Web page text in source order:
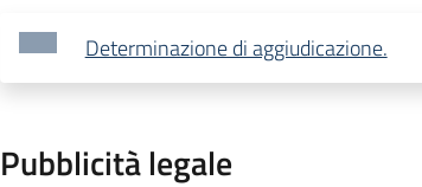
Determinazione di aggiudicazione.
Pubblicità legale